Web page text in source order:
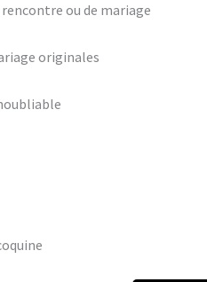
ou de mariage
originales